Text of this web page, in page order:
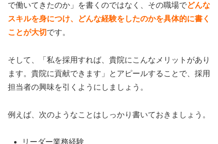
で働いてきたのか」を書くのではなく、その職場でどんな
スキルを身につけ、どんな経験をしたのかを具体的に書く
ことが大切です。
そして、「私を採用すれば、貴院にこんなメリットがあり
ます。貴院に貢献できます」とアピールすることで、採用
担当者の興味を引くようにしましょう。
例えば、次のようなことはしっかり書いておきましょう。
リーダー業務経験